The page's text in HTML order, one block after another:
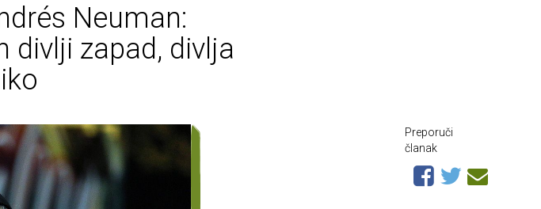
Neuman:
divlji zapad, divlja
Preporuči
članak